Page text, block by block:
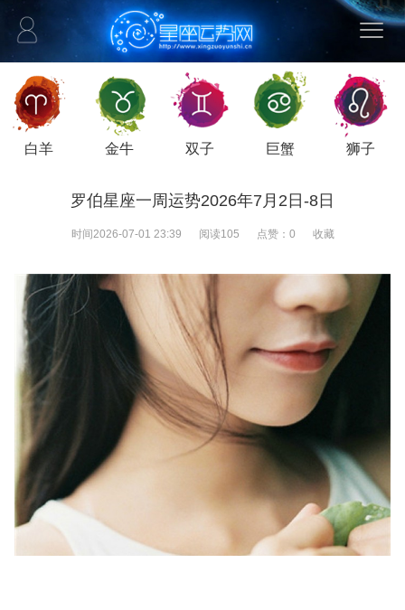
白羊 金牛 双子 巨蟹 狮子
罗伯星座一周运势2026年7月2日-8日
时间2026-07-01 23:39 阅读105 点赞： 0 收藏